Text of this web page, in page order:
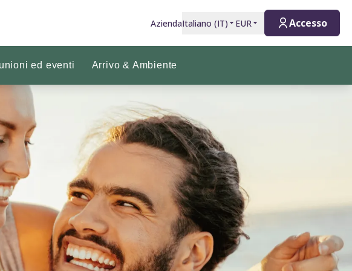
AziendaItaliano (IT) EUR Accesso
ed eventi Arrivo & Ambiente